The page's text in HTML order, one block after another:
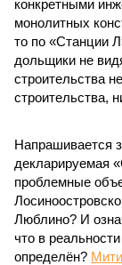
конкретными
монолитных
то по «Станции
дольщики не
строительства
строительства,
Напрашивается
декларируемая
проблемные
Люблино? И
что в
определён?